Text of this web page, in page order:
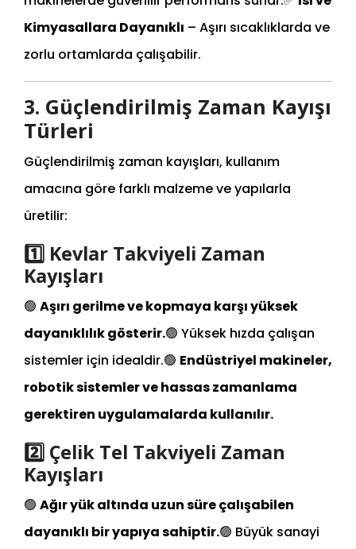
Kimyasallara Dayanıklı – Aşırı sıcaklıklarda ve
zorlu ortamlarda çalışabilir.
3. Güçlendirilmiş Zaman Kayışı
Türleri
Güçlendirilmiş zaman kayışları, kullanım
amacına göre farklı malzeme ve yapılarla
üretilir:
1️⃣ Kevlar Takviyeli Zaman
Kayışları
🟢 Aşırı gerilme ve kopmaya karşı yüksek
dayanıklılık gösterir.🟢 Yüksek hızda çalışan
sistemler için idealdir.🟢 Endüstriyel makineler,
robotik sistemler ve hassas zamanlama
gerektiren uygulamalarda kullanılır.
2️⃣ Çelik Tel Takviyeli Zaman
Kayışları
🟢 Ağır yük altında uzun süre çalışabilen
dayanıklı bir yapıya sahiptir.🟢 Büyük sanayi